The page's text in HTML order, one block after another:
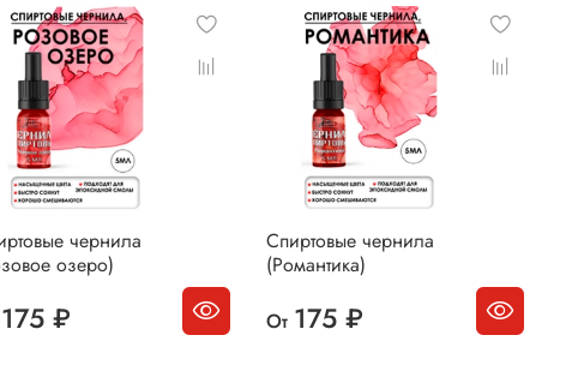
чернила
озеро)
175 ₽
Спиртовые чернила
(Романтика)
От 175 ₽